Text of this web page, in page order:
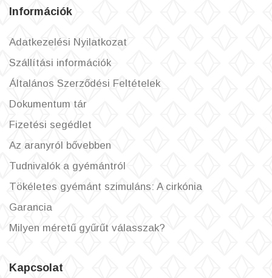
Információk
Adatkezelési Nyilatkozat
Szállítási információk
Általános Szerződési Feltételek
Dokumentum tár
Fizetési segédlet
Az aranyról bővebben
Tudnivalók a gyémántról
Tökéletes gyémánt szimuláns: A cirkónia
Garancia
Milyen méretű gyűrűt válasszak?
Kapcsolat